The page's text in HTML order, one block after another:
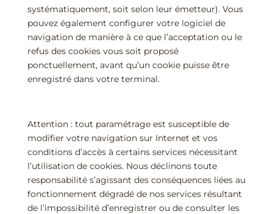
systématiquement, soit selon leur émetteur). Vous
pouvez également configurer votre logiciel de
navigation de manière à ce que l’acceptation ou le
refus des cookies vous soit proposé
ponctuellement, avant qu’un cookie puisse être
enregistré dans votre terminal.
Attention : tout paramétrage est susceptible de
modifier votre navigation sur Internet et vos
conditions d’accès à certains services nécessitant
l’utilisation de cookies. Nous déclinons toute
responsabilité s’agissant des conséquences liées au
fonctionnement dégradé de nos services résultant
de l’impossibilité d’enregistrer ou de consulter les